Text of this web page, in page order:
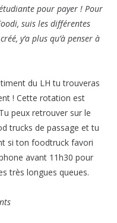
pour payer ! Pour
suis les différentes
y’a plus qu’à penser à
du LH tu trouveras
! Cette rotation est
peux retrouver sur le
trucks de passage et tu
si ton foodtruck favori
avant 11h30 pour
très longues queues.